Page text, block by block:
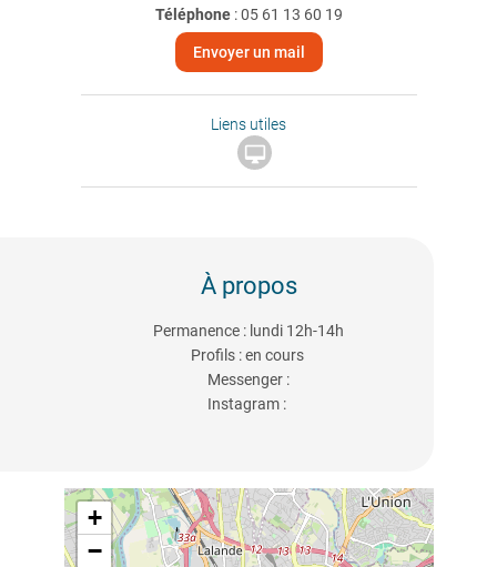
Téléphone:05 61 13 60 19
Envoyer un mail
Liens utiles

À propos
Permanence : lundi 12h-14h
Profils : en cours
Messenger :
Instagram :
+
−